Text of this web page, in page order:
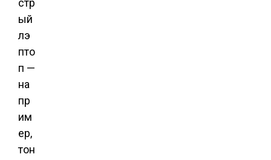
стр
ый
лэ
пто
п —
на
пр
им
ер,
тон